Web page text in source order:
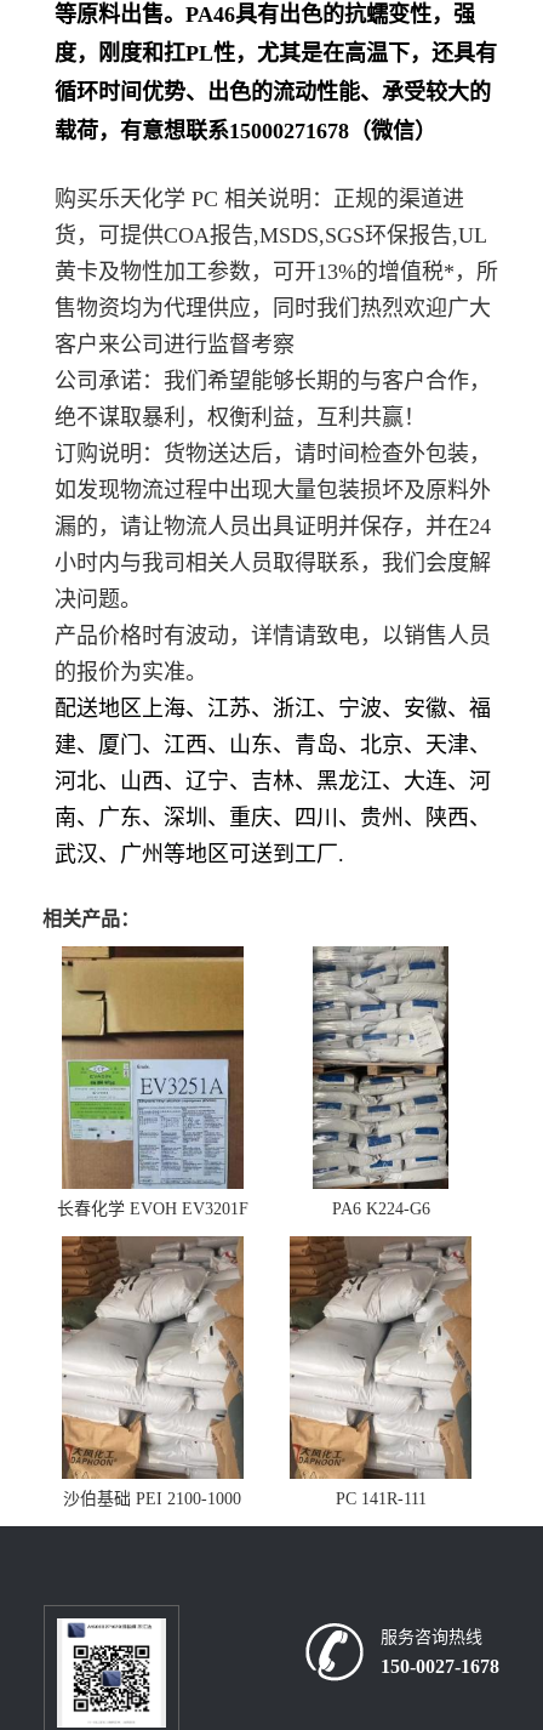
等原料出售。PA46具有出色的抗蠕变性，强
度，刚度和扛PL性，尤其是在高温下，还具有
循环时间优势、出色的流动性能、承受较大的
载荷，有意想联系15000271678（微信）
购买乐天化学 PC 相关说明：正规的渠道进
货，可提供COA报告,MSDS,SGS环保报告,UL
黄卡及物性加工参数，可开13%的增值税*，所
售物资均为代理供应，同时我们热烈欢迎广大
客户来公司进行监督考察
公司承诺：我们希望能够长期的与客户合作，
绝不谋取暴利，权衡利益，互利共赢！
订购说明：货物送达后，请时间检查外包装，
如发现物流过程中出现大量包装损坏及原料外
漏的，请让物流人员出具证明并保存，并在24
小时内与我司相关人员取得联系，我们会度解
决问题。
产品价格时有波动，详情请致电，以销售人员
的报价为实准。
配送地区上海、江苏、浙江、宁波、安徽、福
建、厦门、江西、山东、青岛、北京、天津、
河北、山西、辽宁、吉林、黑龙江、大连、河
南、广东、深圳、重庆、四川、贵州、陕西、
武汉、广州等地区可送到工厂.
相关产品：
长春化学 EVOH EV3201F PA6 K224-G6
沙伯基础 PEI 2100-1000 PC 141R-111
服务咨询热线
150-0027-1678